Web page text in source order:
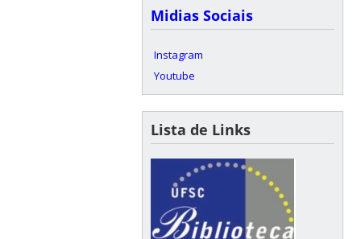
Midias Sociais
Instagram
Youtube
Lista de Links